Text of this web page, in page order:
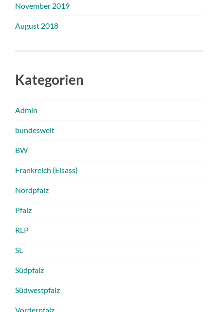
November 2019
August 2018
Kategorien
Admin
bundesweit
BW
Frankreich (Elsass)
Nordpfalz
Pfalz
RLP
SL
Südpfalz
Südwestpfalz
Vorderpfalz